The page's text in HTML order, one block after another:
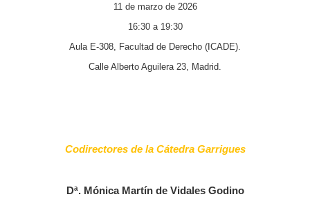
11 de marzo de 2026
16:30 a 19:30
Aula E-308, Facultad de Derecho (ICADE).
Calle Alberto Aguilera 23, Madrid.
Codirectores de la Cátedra Garrigues
Dª. Mónica Martín de Vidales Godino